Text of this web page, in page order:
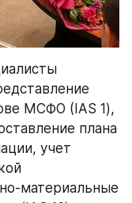
МСФО (IAS 1),
плана
учет
материальные